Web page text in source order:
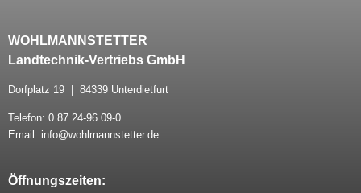
WOHLMANNSTETTER
Landtechnik-Vertriebs GmbH
Dorfplatz 19 | 84339 Unterdietfurt
Telefon: 0 87 24-96 09-0
Email: info@wohlmannstetter.de
Öffnungszeiten: